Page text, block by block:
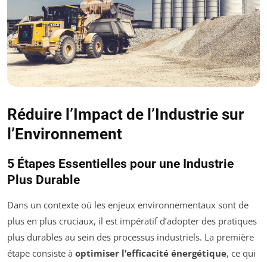
Réduire l’Impact de l’Industrie sur
l’Environnement
5 Étapes Essentielles pour une Industrie
Plus Durable
Dans un contexte où les enjeux environnementaux sont de
plus en plus cruciaux, il est impératif d’adopter des pratiques
plus durables au sein des processus industriels. La première
étape consiste à optimiser l’efficacité énergétique, ce qui